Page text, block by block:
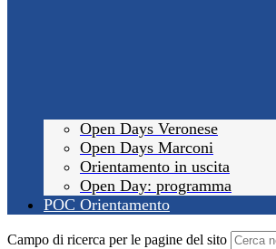
Open Days Veronese
Open Days Marconi
Orientamento in uscita
Open Day: programma
POC Orientamento
Campo di ricerca per le pagine del sito